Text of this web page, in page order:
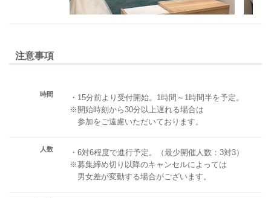
注意事項
時間
・15分前より受付開始。1時間～1時間半を予定。
※開始時刻から30分以上遅れる場合は
参加をご遠慮いただいております。
人数
・6対6程度で進行予定。（最少開催人数：3対3）
※募集締め切り以降のキャンセルによっては
男女差が変動する場合がございます。